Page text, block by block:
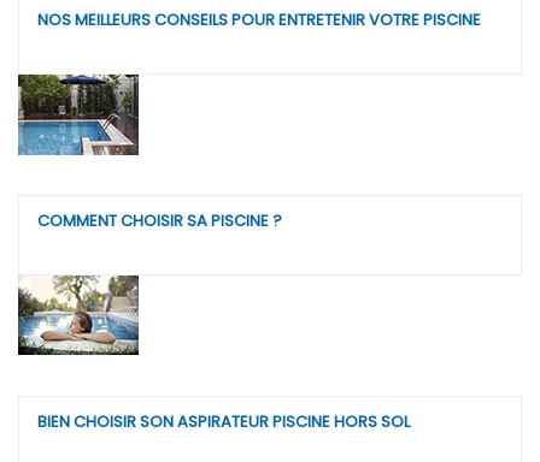
NOS MEILLEURS CONSEILS POUR ENTRETENIR VOTRE PISCINE
COMMENT CHOISIR SA PISCINE ?
BIEN CHOISIR SON ASPIRATEUR PISCINE HORS SOL